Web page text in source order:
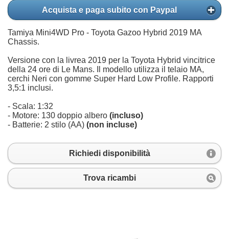
Acquista e paga subito con Paypal
Tamiya Mini4WD Pro - Toyota Gazoo Hybrid 2019 MA
Chassis.
Versione con la livrea 2019 per la Toyota Hybrid vincitrice
della 24 ore di Le Mans. Il modello utilizza il telaio MA,
cerchi Neri con gomme Super Hard Low Profile. Rapporti
3,5:1 inclusi.
- Scala: 1:32
- Motore: 130 doppio albero (incluso)
- Batterie: 2 stilo (AA) (non incluse)
Richiedi disponibilità
Trova ricambi